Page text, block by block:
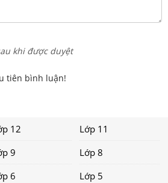
khi được duyệt
tiên bình luận!
12
Lớp 11
9
Lớp 8
6
Lớp 5